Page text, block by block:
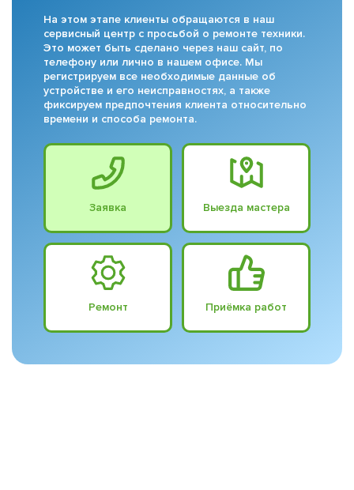
На этом этапе клиенты обращаются в наш
сервисный центр с просьбой о ремонте техники.
Это может быть сделано через наш сайт, по
телефону или лично в нашем офисе. Мы
регистрируем все необходимые данные об
устройстве и его неисправностях, а также
фиксируем предпочтения клиента относительно
времени и способа ремонта.
Заявка Выезда мастера
Ремонт Приёмка работ